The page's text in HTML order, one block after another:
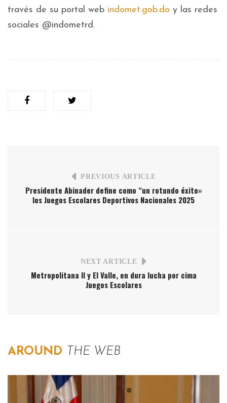
través de su portal web indomet.gob.do y las redes
sociales @indometrd.
PREVIOUS ARTICLE
Presidente Abinader define como “un rotundo éxito»
los Juegos Escolares Deportivos Nacionales 2025
NEXT ARTICLE
Metropolitana II y El Valle, en dura lucha por cima
Juegos Escolares
AROUND THE WEB